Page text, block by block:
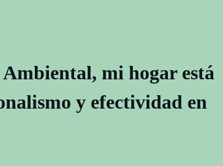
mi hogar está
y efectividad en